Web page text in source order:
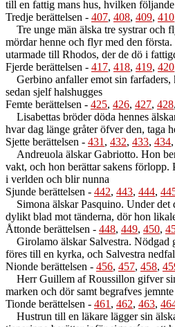
till en fattig mans hus, hvilken
Tredje berättelsen - 407, 408, 409, 410
Tre unge män älska tre systrar och
mördar henne och flyr med den
utarmade till Rhodos, der de dö i
Fjerde berättelsen - 417, 418, 419, 420
Gerbino anfaller emot sin farfaders,
sedan sjelf halshugges
Femte berättelsen - 425, 426, 427, 428,
Lisabettas bröder döda hennes
hvar dag länge gråter öfver den, taga
Sjette berättelsen - 431 , 432, 433, 434,
Andreuola älskar Gabriotto. Hon
vakt, och hon berättar sakens
i verlden och blir nunna
Sjunde berättelsen - 442, 443, 444,
Simona älskar Pasquino. Under det
dylikt blad mot tänderna, dör hon
Åttonde berättelsen - 448, 449, 450,
Girolamo älskar Salvestra. Nödgad
föres till en kyrka, och Salvestra
Nionde berättelsen - 456, 457, 458,
Herr Guillem af Roussillon gifver sin
marken och dör samt begrafves
Tionde berättelsen - 461 , 462, 463,
Hustrun till en läkare lägger sin